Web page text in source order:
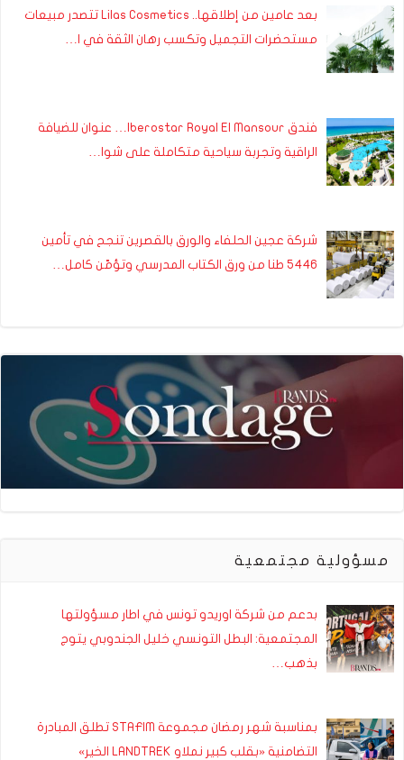
بعد عامين من إطلاقها.. Lilas Cosmetics تتصدر مبيعات
مستحضرات التجميل وتكسب رهان الثقة في ا…
فندق Iberostar Royal El Mansour… عنوان للضيافة
الراقية وتجربة سياحية متكاملة على شوا…
شركة عجين الحلفاء والورق بالقصرين تنجح في تأمين
5446 طنا من ورق الكتاب المدرسي وتؤمّن كامل…
مسؤولية مجتمعية
بدعم من شركة اوريدو تونس في اطار مسؤولتها
المجتمعية: البطل التونسي خليل الجندوبي يتوج
بذهب…
بمناسبة شهر رمضان مجموعة STAFIM تطلق المبادرة
التضامنية «بقلب كبير نملاو LANDTREK الخير»